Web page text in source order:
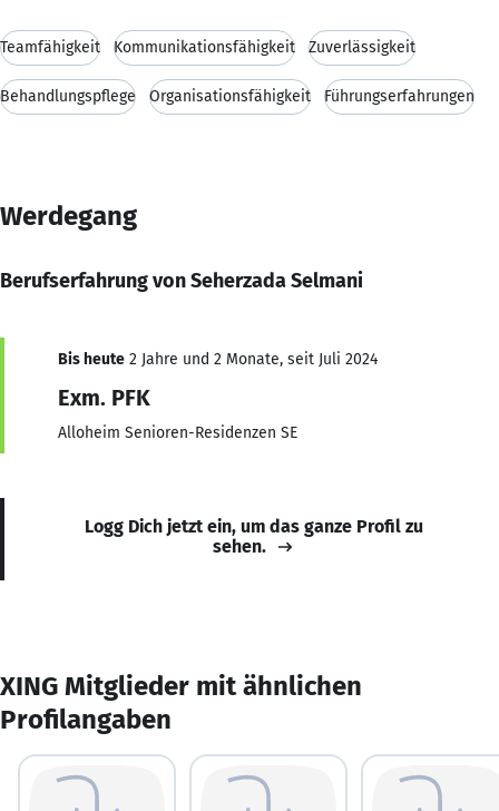
Teamfähigkeit Kommunikationsfähigkeit Zuverlässigkeit
Behandlungspflege Organisationsfähigkeit Führungserfahrungen
Werdegang
Berufserfahrung von Seherzada Selmani
Bis heute 2 Jahre und 2 Monate, seit Juli 2024
Exm. PFK
Alloheim Senioren-Residenzen SE
Logg Dich jetzt ein, um das ganze Profil zu
sehen.
XING Mitglieder mit ähnlichen
Profilangaben